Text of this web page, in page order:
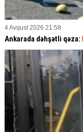
4 Avqust 2026 21:58
Ankarada dəhşətli qəza: